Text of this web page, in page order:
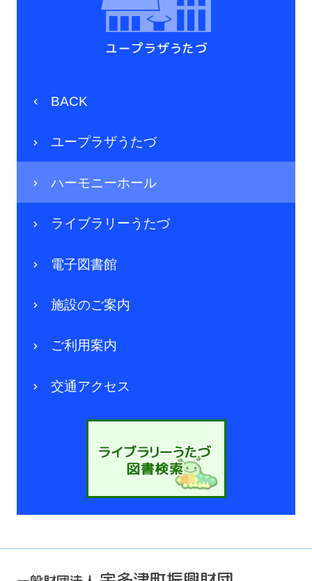
BACK
ユープラザうたづ
ハーモニーホール
ライブラリーうたづ
電子図書館
施設のご案内
ご利用案内
交通アクセス